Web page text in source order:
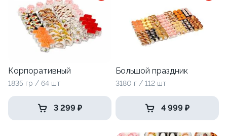
Корпоративный
1835 гр / 64 шт
3 299 ₽
Большой праздник
3180 г / 112 шт
4 999 ₽